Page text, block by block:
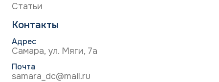
Статьи
Контакты
Адрес
Самара, ул. Мяги, 7а
Почта
samara_dc@mail.ru